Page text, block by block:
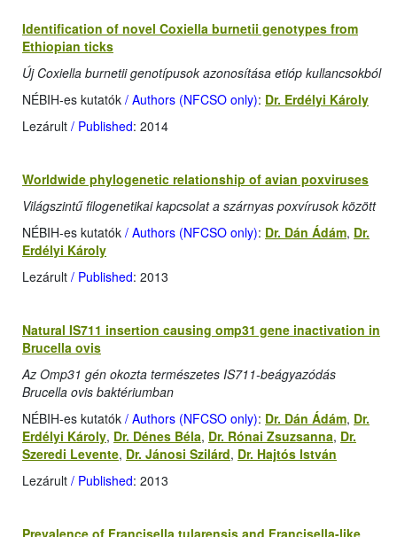
Identification of novel Coxiella burnetii genotypes from
Ethiopian ticks
Új Coxiella burnetii genotípusok azonosítása etióp kullancsokból
NÉBIH-es kutatók / Authors (NFCSO only): Dr. Erdélyi Károly
Lezárult / Published: 2014
Worldwide phylogenetic relationship of avian poxviruses
Világszintű filogenetikai kapcsolat a szárnyas poxvírusok között
NÉBIH-es kutatók / Authors (NFCSO only): Dr. Dán Ádám, Dr.
Erdélyi Károly
Lezárult / Published: 2013
Natural IS711 insertion causing omp31 gene inactivation in
Brucella ovis
Az Omp31 gén okozta természetes IS711-beágyazódás
Brucella ovis baktériumban
NÉBIH-es kutatók / Authors (NFCSO only): Dr. Dán Ádám, Dr.
Erdélyi Károly, Dr. Dénes Béla, Dr. Rónai Zsuzsanna, Dr.
Szeredi Levente, Dr. Jánosi Szilárd, Dr. Hajtós István
Lezárult / Published: 2013